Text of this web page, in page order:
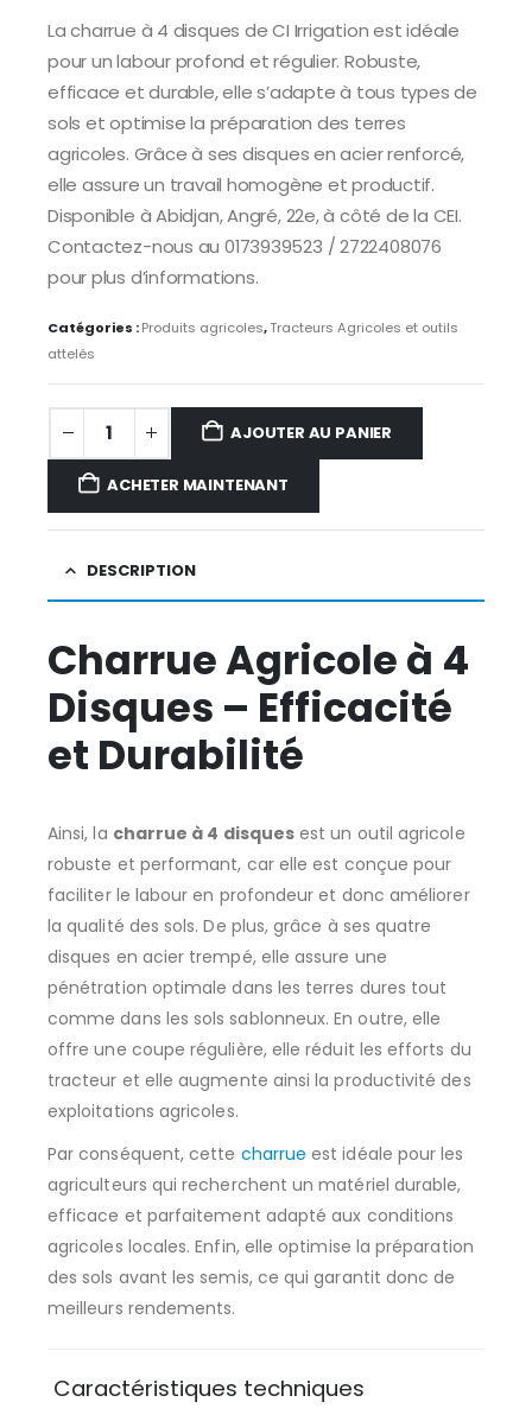
La charrue à 4 disques de CI Irrigation est idéale
pour un labour profond et régulier. Robuste,
efficace et durable, elle s’adapte à tous types de
sols et optimise la préparation des terres
agricoles. Grâce à ses disques en acier renforcé,
elle assure un travail homogène et productif.
Disponible à Abidjan, Angré, 22e, à côté de la CEI.
Contactez-nous au 0173939523 / 2722408076
pour plus d’informations.
Catégories :Produits agricoles,Tracteurs Agricoles et outils
attelés
AJOUTER AU PANIER
ACHETER MAINTENANT
DESCRIPTION
Charrue Agricole à 4
Disques – Efficacité
et Durabilité
Ainsi, la charrue à 4 disques est un outil agricole
robuste et performant, car elle est conçue pour
faciliter le labour en profondeur et donc améliorer
la qualité des sols. De plus, grâce à ses quatre
disques en acier trempé, elle assure une
pénétration optimale dans les terres dures tout
comme dans les sols sablonneux. En outre, elle
offre une coupe régulière, elle réduit les efforts du
tracteur et elle augmente ainsi la productivité des
exploitations agricoles.
Par conséquent, cette charrue est idéale pour les
agriculteurs qui recherchent un matériel durable,
efficace et parfaitement adapté aux conditions
agricoles locales. Enfin, elle optimise la préparation
des sols avant les semis, ce qui garantit donc de
meilleurs rendements.
Caractéristiques techniques